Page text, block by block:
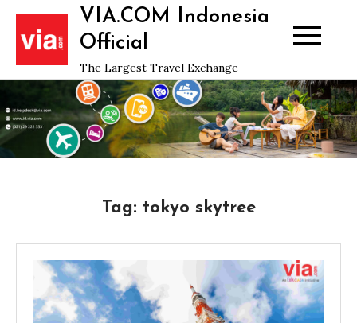
Skip
content
VIA.COM Indonesia
Official
The Largest Travel Exchange
Tag: tokyo skytree